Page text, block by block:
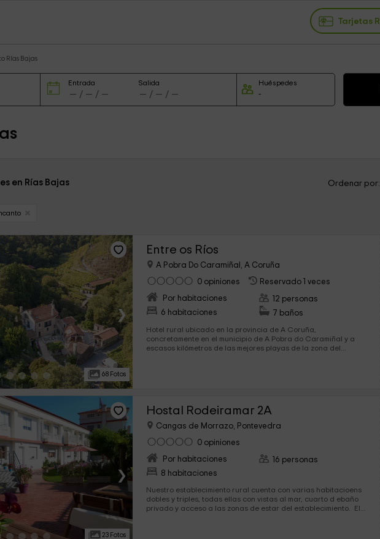
Tarjetas
Rías Bajas
Entrada Salida Huéspedes
en Rías Bajas Ordenar por:
›
68 Fotos
Entre os Ríos
A Pobra Do Caramiñal, A Coruña
0 opiniones
Reservado 1 veces
Por habitaciones
6 habitaciones
12 personas
7 baños
Hotel rural ubicado en la provincia de A Coruña,
concretamente en el municipio de A Pobra do Caramiñal y a
escasos kilómetros de las mejores playas de la zona del
›
23 Fotos
Hostal Rodeiramar 2A
Cangas de Morrazo, Pontevedra
0 opiniones
Por habitaciones
8 habitaciones
16 personas
Nuestro establecimiento rural cuenta con varias habitacioens
dobles y triples, todas ellas con vistas al mar, cuarto d ebaño
privado y acceso a las zonas de estar del establecimiento. El